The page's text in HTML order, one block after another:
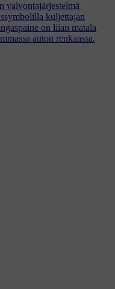
valvontajärjestelmä
kuljettajan
on liian matala
auton renkaassa.